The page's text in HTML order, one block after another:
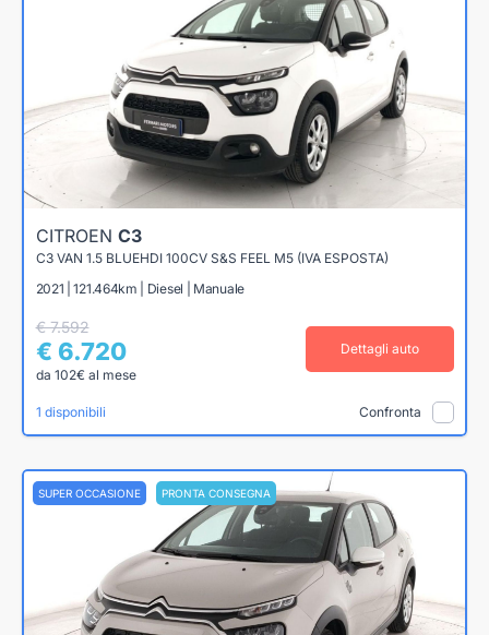
CITROEN C3
C3 VAN 1.5 BLUEHDI 100CV S&S FEEL M5 (IVA ESPOSTA)
2021 | 121.464km | Diesel | Manuale
€ 7.592
€ 6.720
da 102€ al mese
Dettagli auto
1 disponibili Confronta
SUPER OCCASIONE PRONTA CONSEGNA